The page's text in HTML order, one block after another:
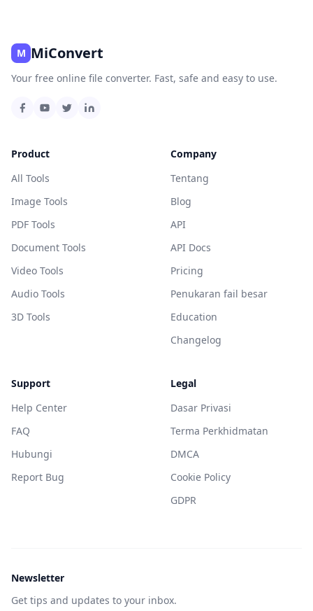
M MiConvert
Your free online file converter. Fast, safe and easy to use.
Product
All Tools
Image Tools
PDF Tools
Document Tools
Video Tools
Audio Tools
3D Tools
Company
Tentang
Blog
API
API Docs
Pricing
Penukaran fail besar
Education
Changelog
Support
Help Center
FAQ
Hubungi
Report Bug
Legal
Dasar Privasi
Terma Perkhidmatan
DMCA
Cookie Policy
GDPR
Newsletter
Get tips and updates to your inbox.